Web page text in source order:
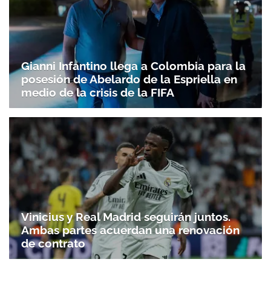
Gianni Infantino llega a Colombia para la
posesión de Abelardo de la Espriella en
medio de la crisis de la FIFA
Vinicius y Real Madrid seguirán juntos.
Ambas partes acuerdan una renovación
de contrato